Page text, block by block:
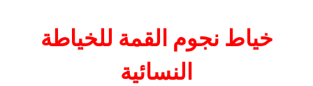
خياط نجوم القمة للخياطة
النسائية